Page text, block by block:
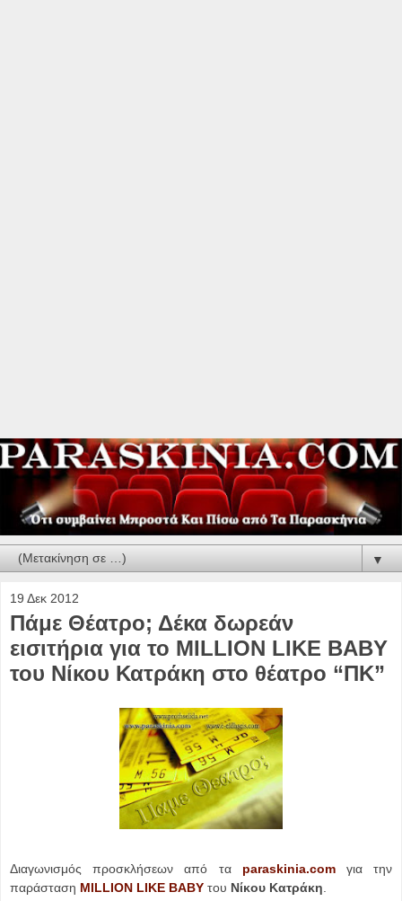
▼
19 Δεκ 2012
Πάμε Θέατρο; Δέκα δωρεάν
εισιτήρια για το MILLION LIKE BABY
του Νίκου Κατράκη στο θέατρο “ΠΚ”
Διαγωνισμός προσκλήσεων από τα paraskinia.comγια την
παράσταση MILLION LIKE BABY του Νίκου Κατράκη.